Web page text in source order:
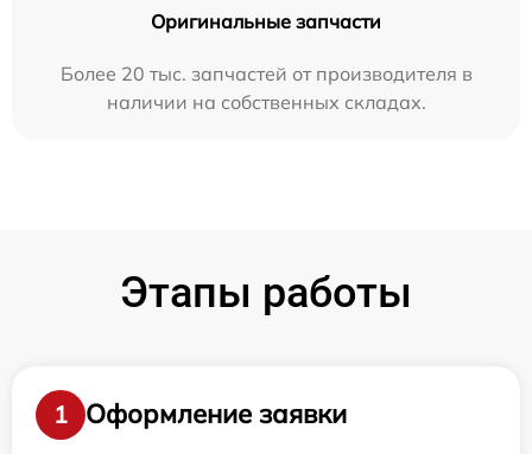
Оригинальные запчасти
Более 20 тыс. запчастей от производителя в
наличии на собственных складах.
Этапы работы
1
Оформление заявки